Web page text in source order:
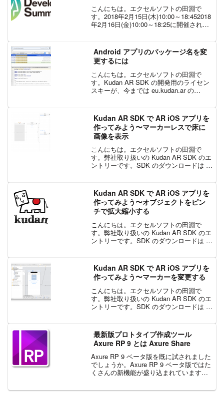
こんにちは。エクセルソフトの田淵で
す。2018年2月15日(木)10:00～18:452018
年2月16日(金)10:00～18:25に開催される
Android アプリのパッケージ名を変
更するには
こんにちは。エクセルソフトの田淵で
す。Kudan AR SDK の開発用のライセン
スキーが、今までは eu.kudan.ar の
に変更に...
Kudan AR SDK で AR iOS アプリを
作ってみよう〜マーカーレスで床に
画像を表示
こんにちは。エクセルソフトの田淵で
す。弊社取り扱いの Kudan AR SDK のエ
ントリーです。SDK のダウンロードは こ
でご利用いただけます。企業の方は有
料...
Kudan AR SDK で AR iOS アプリを
作ってみよう〜オブジェクトをピン
チで拡大縮小する
こんにちは。エクセルソフトの田淵で
す。弊社取り扱いの Kudan AR SDK のエ
ントリーです。SDK のダウンロードは こ
でご利用いただけます。企業の方は有
料...
Kudan AR SDK で AR iOS アプリを
作ってみよう〜マーカーを変更する
こんにちは。エクセルソフトの田淵で
す。弊社取り扱いの Kudan AR SDK のエ
ントリーです。SDK のダウンロードは こ
でご利用いただけます。企業の方は有
料...
最新版プロトタイプ作成ツール
Axure RP 9 とは Axure Share
Axure RP 9 ベータ版を既に試されました
でしょうか。Axure RP 9 ベータ版ではた
くさんの新機能が盛り込まれています。
機能性、インターフェースを現代化する